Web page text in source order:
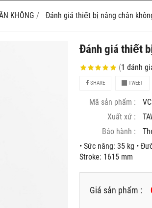
KHÔNG Đánh giá thiết bị nâng chân
Đánh giá thiết
(1đánh
SHARE TWEET
Mã sản phẩm :
Xuất xứ :
Bảo hành :
• Sức nâng: 35 kg •
Stroke: 1615 mm
Giá sản phẩm :